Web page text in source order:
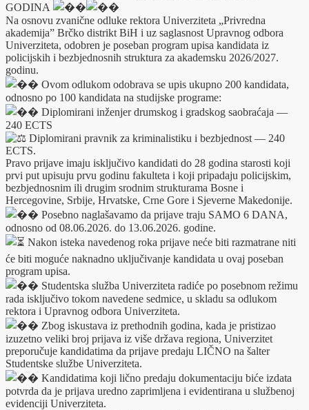
GODINA
Na osnovu zvanične odluke rektora Univerziteta „Privredna
akademija” Brčko distrikt BiH i uz saglasnost Upravnog odbora
Univerziteta, odobren je poseban program upisa kandidata iz
policijskih i bezbjednosnih struktura za akademsku 2026/2027.
godinu.
Ovom odlukom odobrava se upis ukupno 200 kandidata,
odnosno po 100 kandidata na studijske programe:
Diplomirani inženjer drumskog i gradskog saobraćaja —
240 ECTS
Diplomirani pravnik za kriminalistiku i bezbjednost — 240
ECTS.
Pravo prijave imaju isključivo kandidati do 28 godina starosti koji
prvi put upisuju prvu godinu fakulteta i koji pripadaju policijskim,
bezbjednosnim ili drugim srodnim strukturama Bosne i
Hercegovine, Srbije, Hrvatske, Crne Gore i Sjeverne Makedonije.
Posebno naglašavamo da prijave traju SAMO 6 DANA,
odnosno od 08.06.2026. do 13.06.2026. godine.
Nakon isteka navedenog roka prijave neće biti razmatrane niti
će biti moguće naknadno uključivanje kandidata u ovaj poseban
program upisa.
Studentska služba Univerziteta radiće po posebnom režimu
rada isključivo tokom navedene sedmice, u skladu sa odlukom
rektora i Upravnog odbora Univerziteta.
Zbog iskustava iz prethodnih godina, kada je pristizao
izuzetno veliki broj prijava iz više država regiona, Univerzitet
preporučuje kandidatima da prijave predaju LIČNO na šalter
Studentske službe Univerziteta.
Kandidatima koji lično predaju dokumentaciju biće izdata
potvrda da je prijava uredno zaprimljena i evidentirana u službenoj
evidenciji Univerziteta.